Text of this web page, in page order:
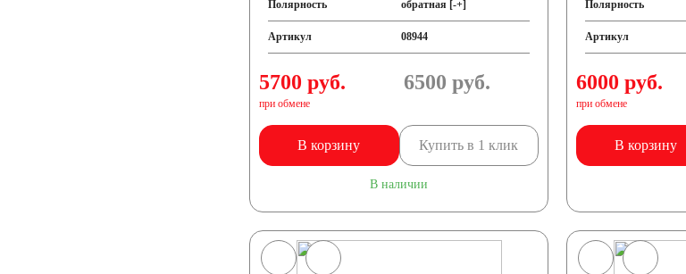
Полярность обратная [-+]
Артикул 08944
5700 руб.
при обмене
6500 руб.
В корзину Купить в 1 клик
В наличии
Полярность
Артикул
6000 руб.
при обмене
В корзину